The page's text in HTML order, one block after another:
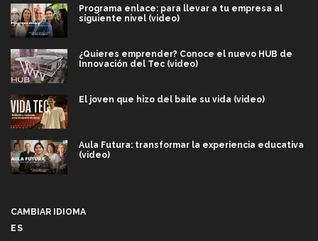
Programa enlace: para llevar a tu empresa al
siguiente nivel (video)
¿Quieres emprender? Conoce el nuevo HUB de
Innovación del Tec (video)
El joven que hizo del baile su vida (video)
Aula Futura: transformar la experiencia educativa
(video)
CAMBIAR IDIOMA
ES